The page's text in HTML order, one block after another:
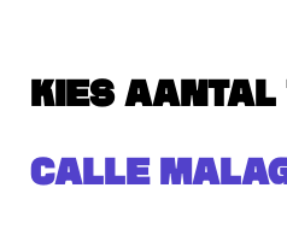
KIES AANTAL
CALLE